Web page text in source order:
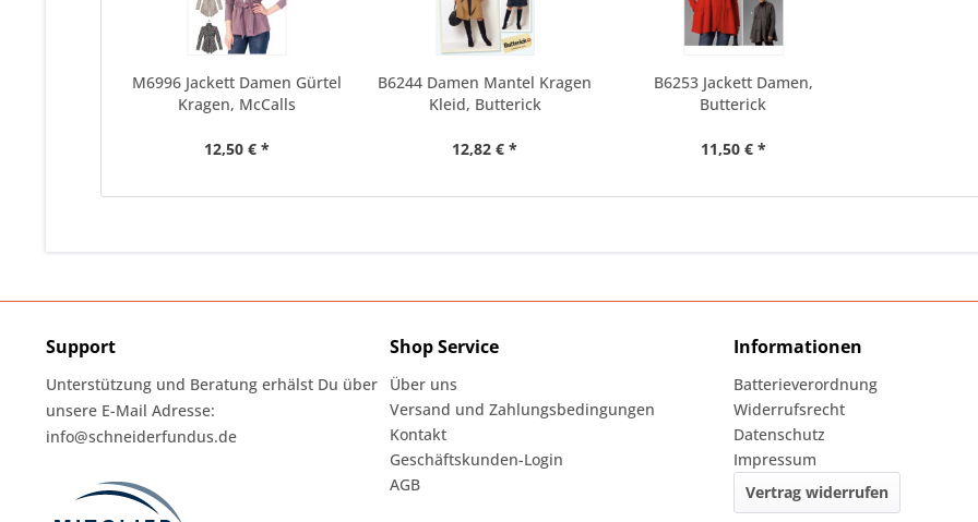
M6996 Jackett Damen Gürtel
Kragen, McCalls
12,50 € *
B6244 Damen Mantel Kragen
Kleid, Butterick
12,82 € *
B6253 Jackett Damen,
Butterick
11,50 € *
Support
Unterstützung und Beratung erhälst Du über
unsere E-Mail Adresse:
info@schneiderfundus.de
Shop Service
Über uns
Versand und Zahlungsbedingungen
Kontakt
Geschäftskunden-Login
AGB
Informationen
Batterieverordnung
Widerrufsrecht
Datenschutz
Impressum
Vertrag widerrufen